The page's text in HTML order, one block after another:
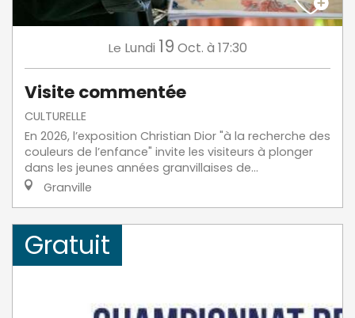
Le Lundi 19 Oct. à 17:30
Visite commentée
CULTURELLE
En 2026, l’exposition Christian Dior "à la recherche des
couleurs de l’enfance" invite les visiteurs à plonger
dans les jeunes années granvillaises de...
Granville
Gratuit